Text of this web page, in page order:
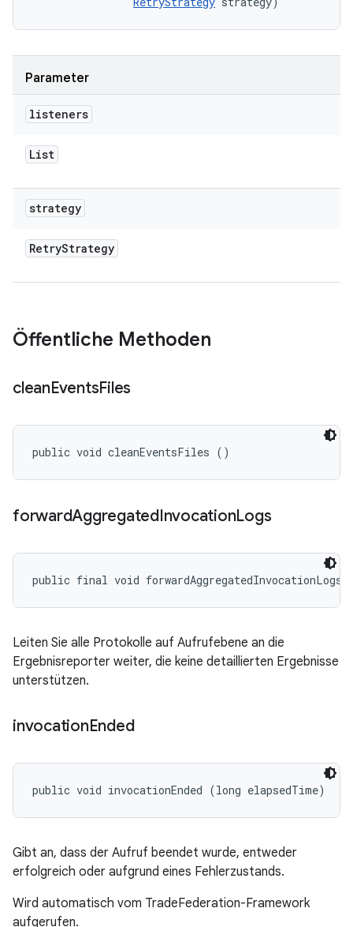
Parameter
listeners
List
strategy
RetryStrategy
Öffentliche Methoden
cleanEventsFiles
public void cleanEventsFiles ()
forwardAggregatedInvocationLogs
public final void forwardAggregatedInvocationLogs
Leiten Sie alle Protokolle auf Aufrufebene an die
Ergebnisreporter weiter, die keine detaillierten Ergebnisse
unterstützen.
invocationEnded
public void invocationEnded (long elapsedTime)
Gibt an, dass der Aufruf beendet wurde, entweder
erfolgreich oder aufgrund eines Fehlerzustands.
Wird automatisch vom TradeFederation-Framework
aufgerufen.